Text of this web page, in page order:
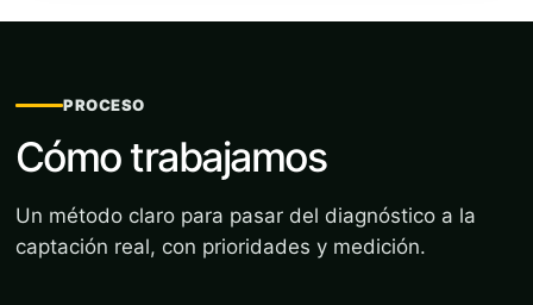
PROCESO
Cómo trabajamos
Un método claro para pasar del diagnóstico a la
captación real, con prioridades y medición.